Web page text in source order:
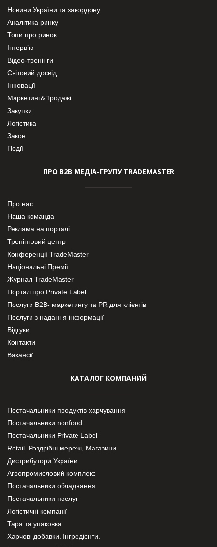
Новини України та закордону
Аналітика ринку
Топи про ринок
Інтерв’ю
Відео-тренінги
Світовий досвід
Інновації
Маркетинг&Продажі
Закупки
Логістика
Закон
Події
ПРО В2В МЕДІА-ГРУПУ TRADEMASTER
Про нас
Наша команда
Реклама на порталі
Тренінговий центр
Конференції TradeMaster
Національні Премії
Журнал TradeMaster
Портал про Private Label
Послуги В2В- маркетингу та PR для клієнтів
Послуги з надання інформації
Відгуки
Контакти
Вакансії
КАТАЛОГ КОМПАНИЙ
Постачальники продуктів харчування
Постачальники nonfood
Постачальники Private Label
Retail. Роздрібні мережі, Магазини
Дистрибутори України
Агропромисловий комплекс
Постачальники обладнання
Постачальники послуг
Логістичні компанії
Тара та упаковка
Харчові добавки. Інгредієнти.